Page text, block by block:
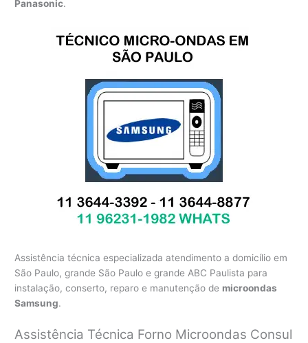
Panasonic.
Assistência técnica especializada atendimento a domicílio em
São Paulo, grande São Paulo e grande ABC Paulista para
instalação, conserto, reparo e manutenção de microondas
Samsung.
Assistência Técnica Forno Microondas Consul